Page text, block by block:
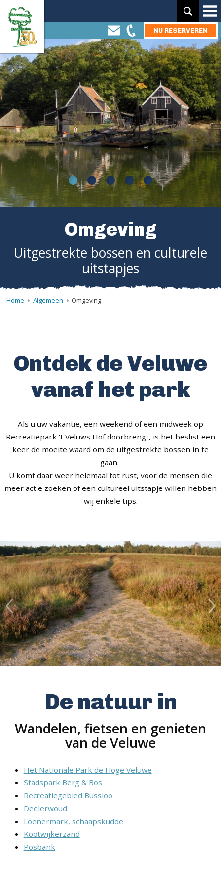
NU RESERVEREN
Zoeken:
Omgeving
Uitgestrekte bossen en culturele
uitstapjes
Home Algemeen Omgeving
Ontdek de Veluwe
vanaf het park
Als u uw vakantie, een weekend of een midweek op
Recreatiepark 't Veluws Hof doorbrengt, is het beslist een
keer de moeite waard om de uitgestrekte bossen in te
gaan.
U komt daar weer helemaal tot rust, voor de mensen die
meer actie zoeken of een cultureel uitstapje willen hebben
wij enkele tips.
De natuur in
Wandelen, fietsen en genieten
van de Veluwe
Het Nationale Park de Hoge Veluwe
Stadspark Berg & Bos
Recreatiegebied Bussloo
Deelerwoud
Loenermark, schaapskudde
Kootwijkerzand
Posbank